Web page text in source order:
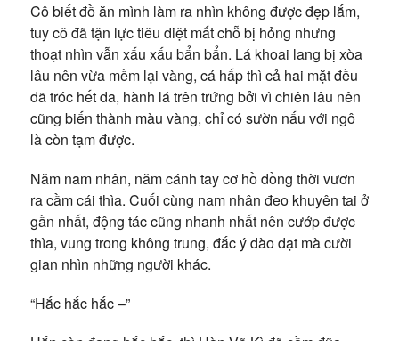
Cô biết đồ ăn mình làm ra nhìn không được đẹp lắm,
tuy cô đã tận lực tiêu diệt mất chỗ bị hỏng nhưng
thoạt nhìn vẫn xấu xấu bẩn bẩn. Lá khoai lang bị xòa
lâu nên vừa mềm lại vàng, cá hấp thì cả hai mặt đều
đã tróc hết da, hành lá trên trứng bởi vì chiên lâu nên
cũng biến thành màu vàng, chỉ có sườn nấu với ngô
là còn tạm được.
Năm nam nhân, năm cánh tay cơ hồ đồng thời vươn
ra cầm cái thìa. Cuối cùng nam nhân đeo khuyên tai ở
gần nhất, động tác cũng nhanh nhất nên cướp được
thìa, vung trong không trung, đắc ý dào dạt mà cười
gian nhìn những người khác.
“Hắc hắc hắc –”